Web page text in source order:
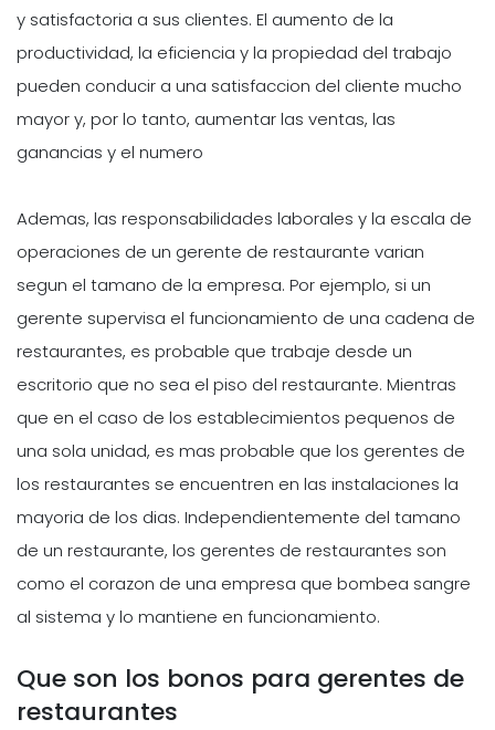
y satisfactoria a sus clientes. El aumento de la
productividad, la eficiencia y la propiedad del trabajo
pueden conducir a una satisfaccion del cliente mucho
mayor y, por lo tanto, aumentar las ventas, las
ganancias y el numero
Ademas, las responsabilidades laborales y la escala de
operaciones de un gerente de restaurante varian
segun el tamano de la empresa. Por ejemplo, si un
gerente supervisa el funcionamiento de una cadena de
restaurantes, es probable que trabaje desde un
escritorio que no sea el piso del restaurante. Mientras
que en el caso de los establecimientos pequenos de
una sola unidad, es mas probable que los gerentes de
los restaurantes se encuentren en las instalaciones la
mayoria de los dias. Independientemente del tamano
de un restaurante, los gerentes de restaurantes son
como el corazon de una empresa que bombea sangre
al sistema y lo mantiene en funcionamiento.
Que son los bonos para gerentes de
restaurantes